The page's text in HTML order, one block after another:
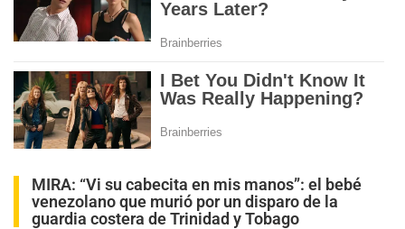
MIRA: “Vi su cabecita en mis manos”: el bebé
venezolano que murió por un disparo de la
guardia costera de Trinidad y Tobago